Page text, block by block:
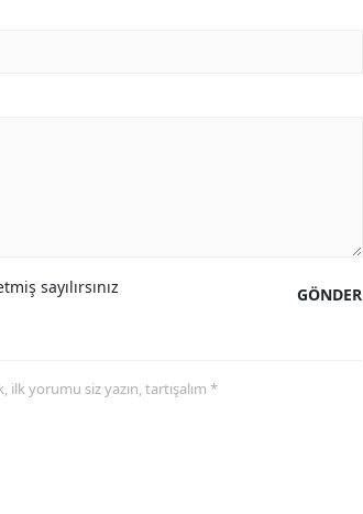
GÖNDER
sayılırsınız
yorumu siz yazın, tartışalım *